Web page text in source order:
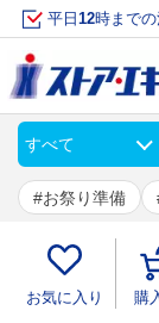
平日 12時まで
お祭り準備
お気に入り 購